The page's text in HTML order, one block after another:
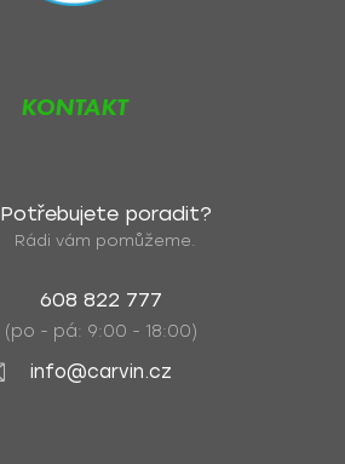
KONTAKT
Potřebujete poradit?
Rádi vám pomůžeme.
608 822 777
(po - pá: 9:00 - 18:00)
info@carvin.cz